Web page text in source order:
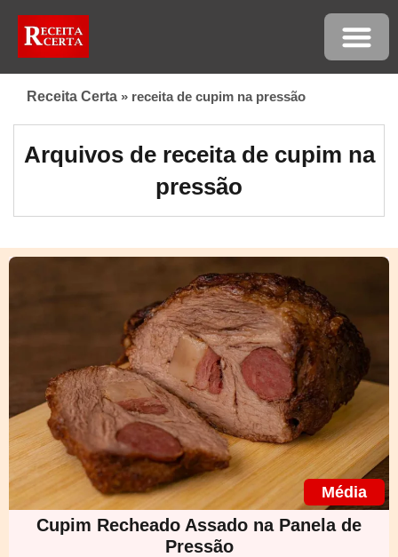
Receita Certa » receita de cupim na pressão
Arquivos de receita de cupim na
pressão
Média
Cupim Recheado Assado na Panela de
Pressão